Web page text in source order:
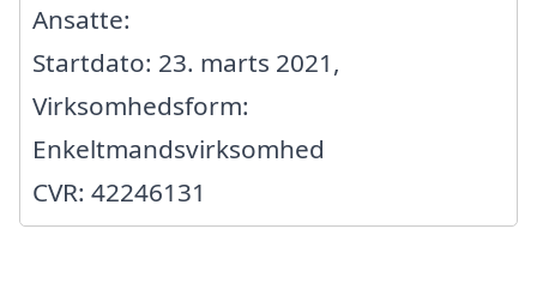
Ansatte:
Startdato: 23. marts 2021,
Virksomhedsform:
Enkeltmandsvirksomhed
CVR: 42246131